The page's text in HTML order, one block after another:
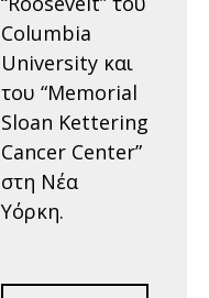
Columbia
University και
του “Memorial
Sloan Kettering
Cancer Center”
στη Νέα
Υόρκη.